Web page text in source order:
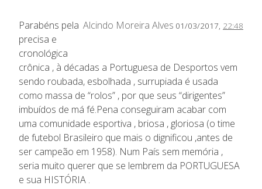
Alcindo Moreira Alves 01/03/2017, 22:48
Parabéns pela
precisa e
cronológica
crônica , à décadas a Portuguesa de Desportos vem
sendo roubada, esbolhada , surrupiada é usada
como massa de “rolos” , por que seus “dirigentes”
imbuídos de má fé.Pena conseguiram acabar com
uma comunidade esportiva , briosa , gloriosa (o time
de futebol Brasileiro que mais o dignificou ,antes de
ser campeão em 1958). Num País sem memória ,
seria muito querer que se lembrem da PORTUGUESA
e sua HISTÓRIA .